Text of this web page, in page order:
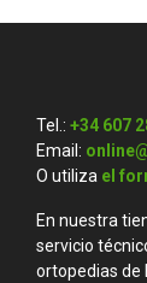
Tel.: +34 607
Email:
O utiliza el
En nuestra
servicio
ortopedias de